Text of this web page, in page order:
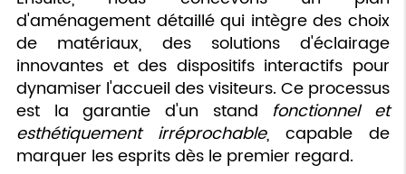
d'aménagement détaillé qui intègre des choix
de matériaux, des solutions d'éclairage
innovantes et des dispositifs interactifs pour
dynamiser l'accueil des visiteurs. Ce processus
est la garantie d'un stand fonctionnel et
esthétiquement irréprochable, capable de
marquer les esprits dès le premier regard.